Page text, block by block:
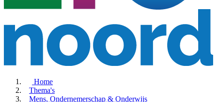
Home
Thema's
Mens, Ondernemerschap & Onderwijs